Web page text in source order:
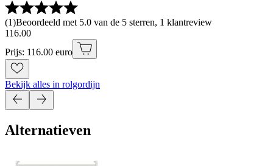
(1)Beoordeeld met 5.0 van de 5 sterren, 1 klantreview
116.00
Prijs: 116.00 euro
Bekijk alles in rolgordijn
Alternatieven